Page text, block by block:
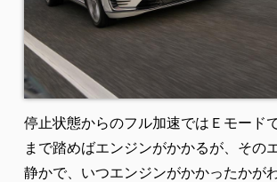
停止状態からのフル加速ではＥモード
まで踏めばエンジンがかかるが、その
静かで、いつエンジンがかかったかが